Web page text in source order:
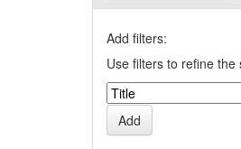
Add filters:
Use filters to refine the